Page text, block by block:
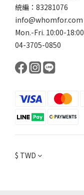
統編：83281076
info@whomfor.com
Mon.-Fri. 10:00-18:00
04-3705-0850
$ TWD